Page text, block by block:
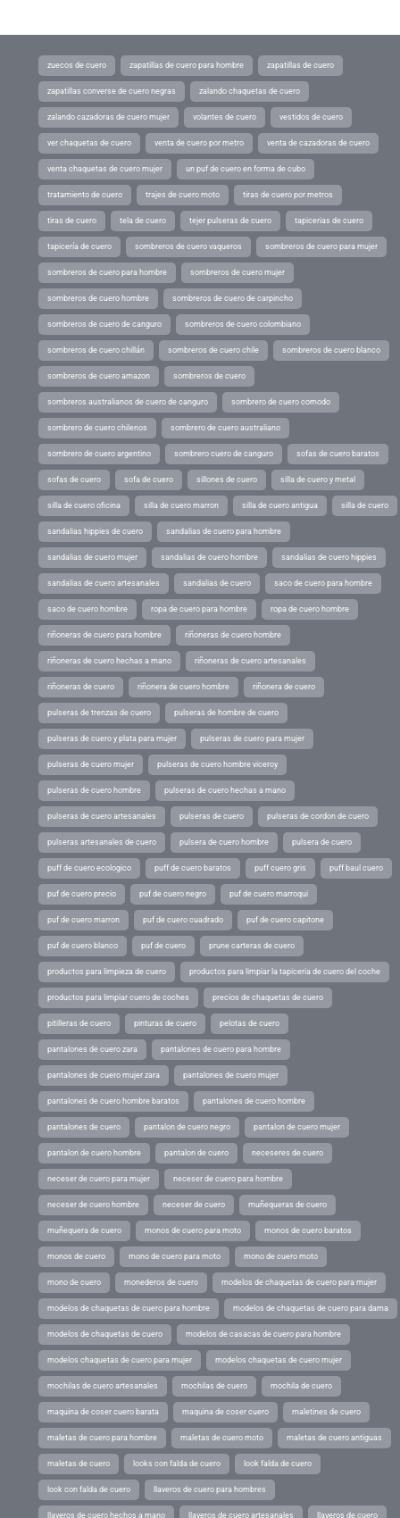
zuecos de cuero zapatillas de cuero para hombre zapatillas de cuero
zapatillas converse de cuero negras zalando chaquetas de cuero
zalando cazadoras de cuero mujer volantes de cuero vestidos de cuero
ver chaquetas de cuero venta de cuero por metro venta de cazadoras de cuero
venta chaquetas de cuero mujer un puf de cuero en forma de cubo
tratamiento de cuero trajes de cuero moto tiras de cuero por metros
tiras de cuero tela de cuero tejer pulseras de cuero tapicerias de cuero
tapicería de cuero sombreros de cuero vaqueros sombreros de cuero para mujer
sombreros de cuero para hombre sombreros de cuero mujer
sombreros de cuero hombre sombreros de cuero de carpincho
sombreros de cuero de canguro sombreros de cuero colombiano
sombreros de cuero chillán sombreros de cuero chile sombreros de cuero blanco
sombreros de cuero amazon sombreros de cuero
sombreros australianos de cuero de canguro sombrero de cuero comodo
sombrero de cuero chilenos sombrero de cuero australiano
sombrero de cuero argentino sombrero cuero de canguro sofas de cuero baratos
sofas de cuero sofa de cuero sillones de cuero silla de cuero y metal
silla de cuero oficina silla de cuero marron silla de cuero antigua silla de cuero
sandalias hippies de cuero sandalias de cuero para hombre
sandalias de cuero mujer sandalias de cuero hombre sandalias de cuero hippies
sandalias de cuero artesanales sandalias de cuero saco de cuero para hombre
saco de cuero hombre ropa de cuero para hombre ropa de cuero hombre
riñoneras de cuero para hombre riñoneras de cuero hombre
riñoneras de cuero hechas a mano riñoneras de cuero artesanales
riñoneras de cuero riñonera de cuero hombre riñonera de cuero
pulseras de trenzas de cuero pulseras de hombre de cuero
pulseras de cuero y plata para mujer pulseras de cuero para mujer
pulseras de cuero mujer pulseras de cuero hombre viceroy
pulseras de cuero hombre pulseras de cuero hechas a mano
pulseras de cuero artesanales pulseras de cuero pulseras de cordon de cuero
pulseras artesanales de cuero pulsera de cuero hombre pulsera de cuero
puff de cuero ecologico puff de cuero baratos puff cuero gris puff baul cuero
puf de cuero precio puf de cuero negro puf de cuero marroqui
puf de cuero marron puf de cuero cuadrado puf de cuero capitone
puf de cuero blanco puf de cuero prune carteras de cuero
productos para limpieza de cuero productos para limpiar la tapiceria de cuero del coche
productos para limpiar cuero de coches precios de chaquetas de cuero
pitilleras de cuero pinturas de cuero pelotas de cuero
pantalones de cuero zara pantalones de cuero para hombre
pantalones de cuero mujer zara pantalones de cuero mujer
pantalones de cuero hombre baratos pantalones de cuero hombre
pantalones de cuero pantalon de cuero negro pantalon de cuero mujer
pantalon de cuero hombre pantalon de cuero neceseres de cuero
neceser de cuero para mujer neceser de cuero para hombre
neceser de cuero hombre neceser de cuero muñequeras de cuero
muñequera de cuero monos de cuero para moto monos de cuero baratos
monos de cuero mono de cuero para moto mono de cuero moto
mono de cuero monederos de cuero modelos de chaquetas de cuero para mujer
modelos de chaquetas de cuero para hombre modelos de chaquetas de cuero para dama
modelos de chaquetas de cuero modelos de casacas de cuero para hombre
modelos chaquetas de cuero para mujer modelos chaquetas de cuero mujer
mochilas de cuero artesanales mochilas de cuero mochila de cuero
maquina de coser cuero barata maquina de coser cuero maletines de cuero
maletas de cuero para hombre maletas de cuero moto maletas de cuero antiguas
maletas de cuero looks con falda de cuero look falda de cuero
look con falda de cuero llaveros de cuero para hombres
llaveros de cuero hechos a mano llaveros de cuero artesanales llaveros de cuero